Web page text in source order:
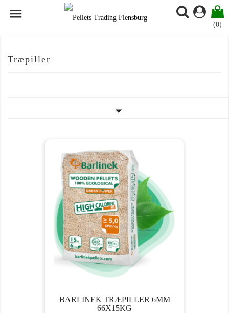

(0)
Træpiller

BARLINEK TRÆPILLER 6MM
66X15KG